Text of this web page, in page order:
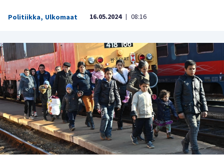
Politiikka, Ulkomaat 16.05.2024 | 08:16